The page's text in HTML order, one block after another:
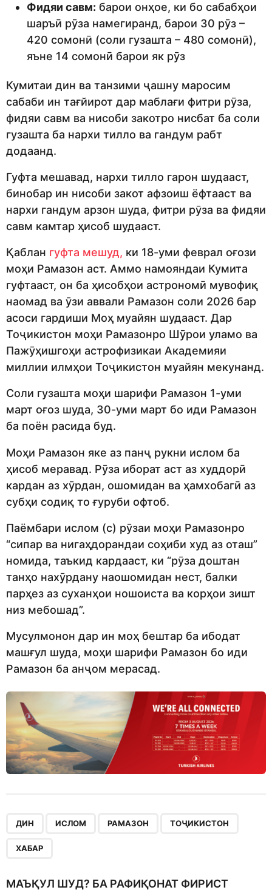
Фидяи савм: барои онҳое, ки бо сабабҳои
шаръӣ рӯза намегиранд, барои 30 рӯз –
420 сомонӣ (соли гузашта – 480 сомонӣ),
яъне 14 сомонӣ барои як рӯз
Кумитаи дин ва танзими ҷашну маросим
сабаби ин тағйирот дар маблағи фитри рӯза,
фидяи савм ва нисоби закотро нисбат ба соли
гузашта ба нархи тилло ва гандум рабт
додаанд.
Гуфта мешавад, нархи тилло гарон шудааст,
бинобар ин нисоби закот афзоиш ёфтааст ва
нархи гандум арзон шуда, фитри рӯза ва фидяи
савм камтар ҳисоб шудааст.
Қаблан гуфта мешуд, ки 18-уми феврал оғози
моҳи Рамазон аст. Аммо намояндаи Кумита
гуфтааст, он ба ҳисобҳои астрономӣ мувофиқ
наомад ва ӯзи аввали Рамазон соли 2026 бар
асоси гардиши Моҳ муайян шудааст. Дар
Тоҷикистон моҳи Рамазонро Шӯрои уламо ва
Пажӯҳишгоҳи астрофизикаи Академияи
миллии илмҳои Тоҷикистон муайян мекунанд.
Соли гузашта моҳи шарифи Рамазон 1-уми
март оғоз шуда, 30-уми март бо иди Рамазон
ба поён расида буд.
Моҳи Рамазон яке аз панҷ рукни ислом ба
ҳисоб меравад. Рӯза иборат аст аз худдорӣ
кардан аз хӯрдан, ошомидан ва ҳамхобагӣ аз
субҳи содиқ то ғуруби офтоб.
Паёмбари ислом (с) рӯзаи моҳи Рамазонро
“сипар ва нигаҳдорандаи соҳиби худ аз оташ”
номида, таъкид кардааст, ки “рӯза доштан
танҳо нахӯрдану наошомидан нест, балки
парҳез аз суханҳои ношоиста ва корҳои зишт
низ мебошад”.
Мусулмонон дар ин моҳ бештар ба ибодат
машғул шуда, моҳи шарифи Рамазон бо иди
Рамазон ба анҷом мерасад.
ДИН ИСЛОМ РАМАЗОН ТОҶИКИСТОН
ХАБАР
МАЪҚУЛ ШУД? БА РАФИҚОНАТ ФИРИСТ